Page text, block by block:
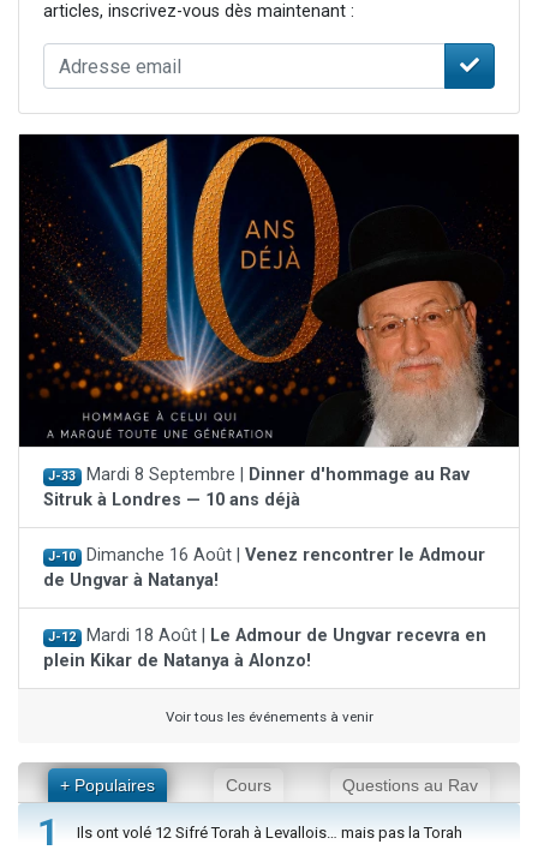
articles, inscrivez-vous dès maintenant :
J-33 Mardi 8 Septembre | Dinner d'hommage au Rav
Sitruk à Londres — 10 ans déjà
J-10 Dimanche 16 Août | Venez rencontrer le Admour
de Ungvar à Natanya!
J-12 Mardi 18 Août | Le Admour de Ungvar recevra en
plein Kikar de Natanya à Alonzo!
Voir tous les événements à venir
+ Populaires Cours Questions au Rav
1 Ils ont volé 12 Sifré Torah à Levallois… mais pas la Torah